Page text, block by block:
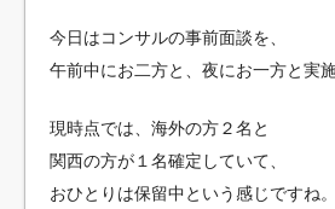
今日はコンサルの事前面談を、
午前中にお二方と、夜にお一方と実施
現時点では、海外の方２名と
関西の方が１名確定していて、
おひとりは保留中という感じですね。